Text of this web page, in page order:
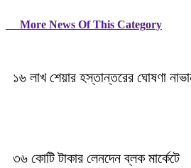
More News Of This Category
১৬ লাখ শেয়ার হস্তান্তরের ঘোষণা
৩৬ কোটি টাকার লেনদেন ব্লক মার্কেটে